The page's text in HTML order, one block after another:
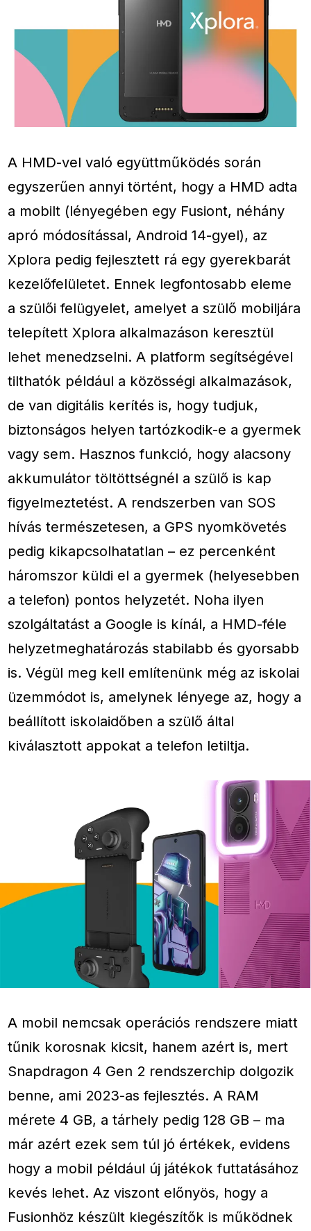
A HMD-vel való együttműködés során
egyszerűen annyi történt, hogy a HMD adta
a mobilt (lényegében egy Fusiont, néhány
apró módosítással, Android 14-gyel), az
Xplora pedig fejlesztett rá egy gyerekbarát
kezelőfelületet. Ennek legfontosabb eleme
a szülői felügyelet, amelyet a szülő mobiljára
telepített Xplora alkalmazáson keresztül
lehet menedzselni. A platform segítségével
tilthatók például a közösségi alkalmazások,
de van digitális kerítés is, hogy tudjuk,
biztonságos helyen tartózkodik-e a gyermek
vagy sem. Hasznos funkció, hogy alacsony
akkumulátor töltöttségnél a szülő is kap
figyelmeztetést. A rendszerben van SOS
hívás természetesen, a GPS nyomkövetés
pedig kikapcsolhatatlan – ez percenként
háromszor küldi el a gyermek (helyesebben
a telefon) pontos helyzetét. Noha ilyen
szolgáltatást a Google is kínál, a HMD-féle
helyzetmeghatározás stabilabb és gyorsabb
is. Végül meg kell említenünk még az iskolai
üzemmódot is, amelynek lényege az, hogy a
beállított iskolaidőben a szülő által
kiválasztott appokat a telefon letiltja.
A mobil nemcsak operációs rendszere miatt
tűnik korosnak kicsit, hanem azért is, mert
Snapdragon 4 Gen 2 rendszerchip dolgozik
benne, ami 2023-as fejlesztés. A RAM
mérete 4 GB, a tárhely pedig 128 GB – ma
már azért ezek sem túl jó értékek, evidens
hogy a mobil például új játékok futtatásához
kevés lehet. Az viszont előnyös, hogy a
Fusionhöz készült kiegészítők is működnek